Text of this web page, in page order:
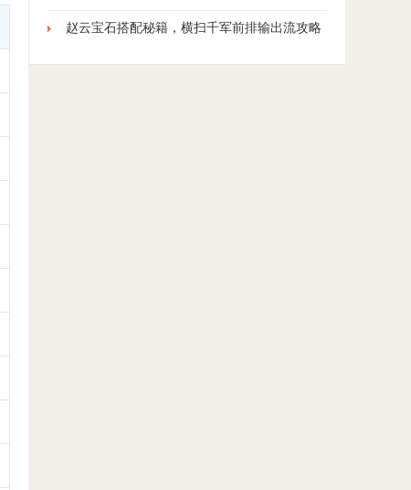
赵云宝石搭配秘籍，横扫千军前排输出流攻略